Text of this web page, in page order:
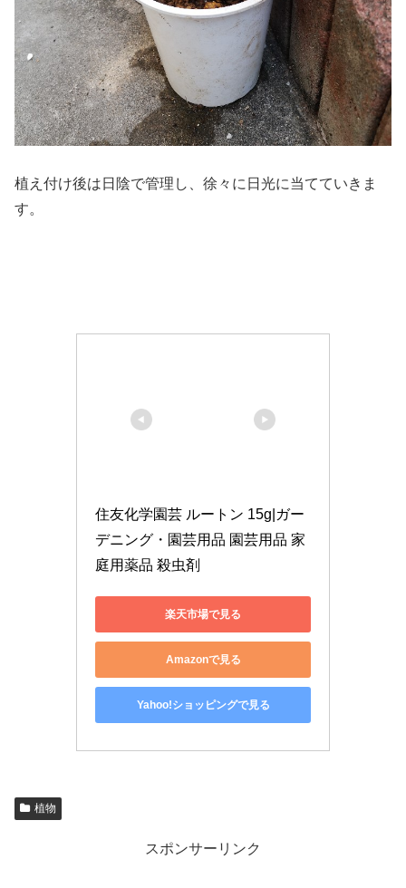
植え付け後は日陰で管理し、徐々に日光に当てていきま
す。
住友化学園芸 ルートン 15g|ガー
デニング・園芸用品 園芸用品 家
庭用薬品 殺虫剤
楽天市場で見る
Amazonで見る
Yahoo!ショッピングで見る
植物
スポンサーリンク